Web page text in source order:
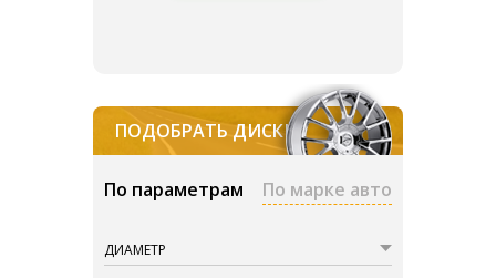
ПОДОБРАТЬ ДИСКИ
По параметрам По марке авто
ДИАМЕТР